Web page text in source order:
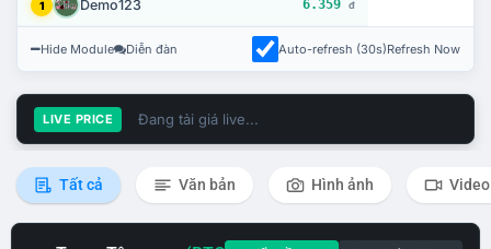
1 Demo123 6.359 đ
Hide Module Diễn đàn Auto-refresh (30s)Refresh Now
LIVE PRICE Đang tải giá live...
Tất cả Văn bản Hình ảnh Video